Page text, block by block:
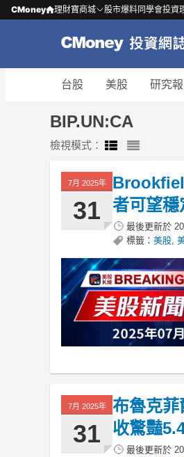
CMoney 理財寶商城 股市爆料同學會投資
台股 美股 研究
BIP.UN:CA
檢視模式：
7月 2025年
31
者可望穩
最後更新於
標籤： 美股
7月 2025年
31
布魯克
收驚豔
最後更新於